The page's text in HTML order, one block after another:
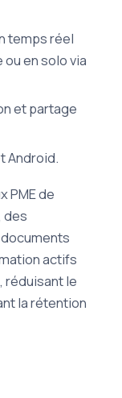
temps réel
en solo via
et partage
Android.
PME de
des
actifs
réduisant le
la rétention